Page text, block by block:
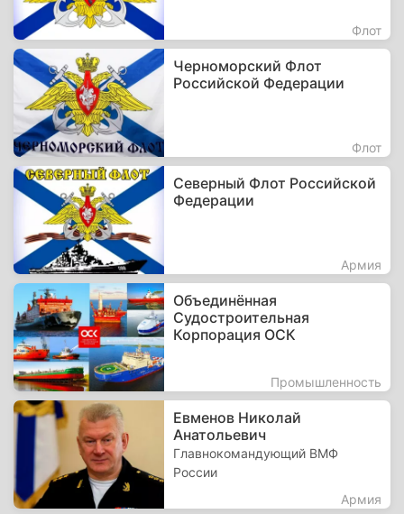
Флот
Черноморский Флот
Российской Федерации
Флот
Северный Флот Российской
Федерации
Армия
Объединённая
Судостроительная
Корпорация ОСК
Промышленность
Евменов Николай
Анатольевич
Главнокомандующий ВМФ
России
Армия